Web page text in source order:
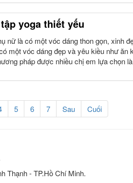
yoga thiết yếu
nữ là có một vóc dáng thon gọn, xinh
một vóc dáng đẹp và yêu kiều như ăn
pháp được nhiều chị em lựa chọn
5 6 7 Sau Cuối
Thạnh - TP.Hồ Chí Minh.